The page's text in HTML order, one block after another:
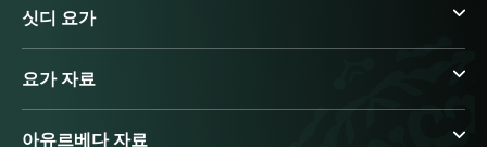
싯디 요가
요가 자료
아유르베다 자료